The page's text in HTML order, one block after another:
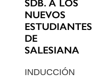
SDB. A LOS
NUEVOS
ESTUDIANTES
DE
SALESIANA
INDUCCIÓN